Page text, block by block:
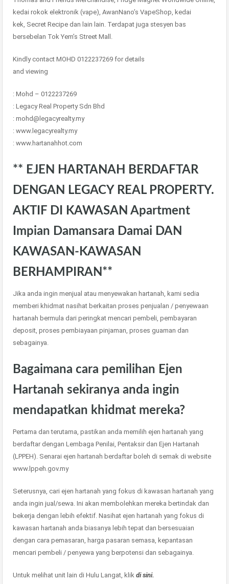
kedai rokok elektronik (vape), AwanNano’s VapeShop, kedai
kek, Secret Recipe dan lain lain. Terdapat juga stesyen bas
bersebelan Tok Yem’s Street Mall.
Kindly contact MOHD 0122237269 for details
and viewing
: Mohd – 0122237269
: Legacy Real Property Sdn Bhd
: mohd@legacyrealty.my
: www.legacyrealty.my
: www.hartanahhot.com
** EJEN HARTANAH BERDAFTAR
DENGAN LEGACY REAL PROPERTY.
AKTIF DI KAWASAN Apartment
Impian Damansara Damai DAN
KAWASAN-KAWASAN
BERHAMPIRAN**
Jika anda ingin menjual atau menyewakan hartanah, kami sedia
memberi khidmat nasihat berkaitan proses penjualan / penyewaan
hartanah bermula dari peringkat mencari pembeli, pembayaran
deposit, proses pembiayaan pinjaman, proses guaman dan
sebagainya.
Bagaimana cara pemilihan Ejen
Hartanah sekiranya anda ingin
mendapatkan khidmat mereka?
Pertama dan terutama, pastikan anda memilih ejen hartanah yang
berdaftar dengan Lembaga Penilai, Pentaksir dan Ejen Hartanah
(LPPEH). Senarai ejen hartanah berdaftar boleh di semak di website
www.lppeh.gov.my
Seterusnya, cari ejen hartanah yang fokus di kawasan hartanah yang
anda ingin jual/sewa. Ini akan membolehkan mereka bertindak dan
bekerja dengan lebih efektif. Nasihat ejen hartanah yang fokus di
kawasan hartanah anda biasanya lebih tepat dan bersesuaian
dengan cara pemasaran, harga pasaran semasa, kepantasan
mencari pembeli / penyewa yang berpotensi dan sebagainya.
Untuk melihat unit lain di Hulu Langat, klik di sini.